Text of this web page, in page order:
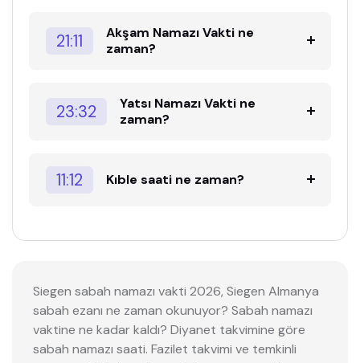
21:11
Akşam Namazı Vakti ne
zaman?
23:32
Yatsı Namazı Vakti ne
zaman?
11:12 Kıble saati ne zaman?
Siegen sabah namazı vakti 2026, Siegen Almanya
sabah ezanı ne zaman okunuyor? Sabah namazı
vaktine ne kadar kaldı? Diyanet takvimine göre
sabah namazı saati. Fazilet takvimi ve temkinli